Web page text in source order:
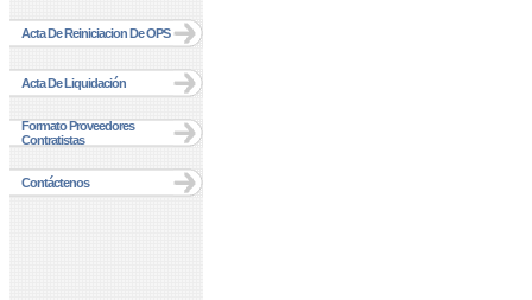
Acta De Reiniciacion De OPS
Acta De Liquidación
Formato Proveedores
Contratistas
Contáctenos